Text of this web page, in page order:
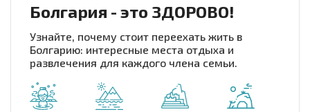
Болгария - это ЗДОРОВО!
Узнайте, почему стоит переехать жить в
Болгарию: интересные места отдыха и
развлечения для каждого члена семьи.